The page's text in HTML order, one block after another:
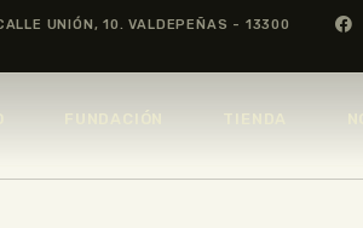
UNIÓN, 10. VALDEPEÑAS - 13300